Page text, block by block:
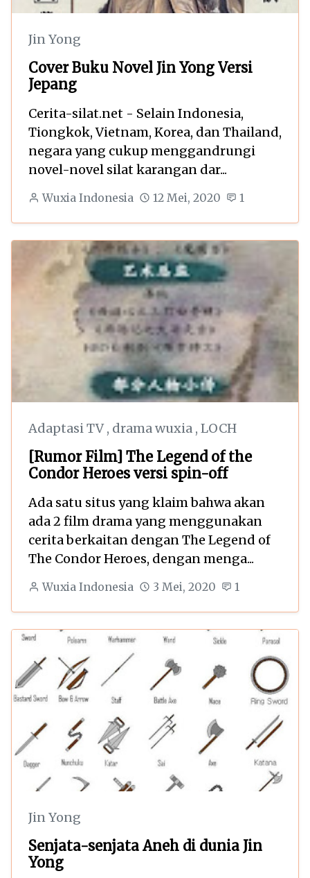
Jin Yong
Cover Buku Novel Jin Yong Versi
Jepang
Cerita-silat.net - Selain Indonesia,
Tiongkok, Vietnam, Korea, dan Thailand,
negara yang cukup menggandrungi
novel-novel silat karangan dar...
Wuxia Indonesia 12 Mei, 2020 1
Adaptasi TV, drama wuxia , LOCH
[Rumor Film] The Legend of the
Condor Heroes versi spin-off
Ada satu situs yang klaim bahwa akan
ada 2 film drama yang menggunakan
cerita berkaitan dengan The Legend of
The Condor Heroes, dengan menga...
Wuxia Indonesia 3 Mei, 2020 1
Jin Yong
Senjata-senjata Aneh di dunia Jin
Yong